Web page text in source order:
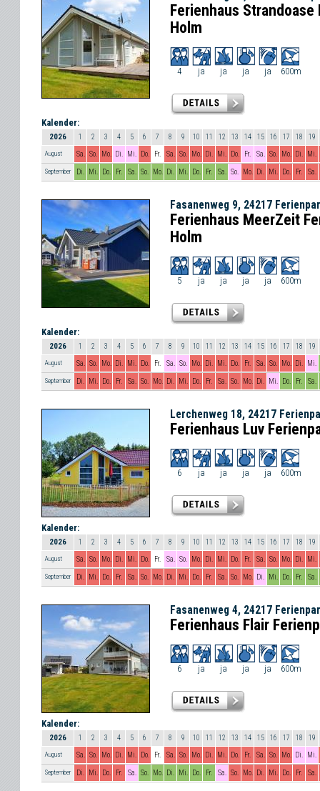
Ferienhaus Strandoase
Holm
4 ja ja ja ja 600m
Kalender:
2026 1 2 3 4 5 6 7 8 9 10 11 12 13 14 15 16 17 18 19
August Sa. So. Mo. Di. Mi. Do. Fr. Sa. So. Mo. Di. Mi. Do. Fr. Sa. So. Mo. Di. Mi.
September Di. Mi. Do. Fr. Sa. So. Mo. Di. Mi. Do. Fr. Sa. So. Mo. Di. Mi. Do. Fr. Sa.
Fasanenweg 9, 24217
Ferienhaus MeerZeit
Holm
5 ja ja ja ja 600m
Kalender:
2026 1 2 3 4 5 6 7 8 9 10 11 12 13 14 15 16 17 18 19
August Sa. So. Mo. Di. Mi. Do. Fr. Sa. So. Mo. Di. Mi. Do. Fr. Sa. So. Mo. Di. Mi.
September Di. Mi. Do. Fr. Sa. So. Mo. Di. Mi. Do. Fr. Sa. So. Mo. Di. Mi. Do. Fr. Sa.
Lerchenweg 18, 24217
Ferienhaus Luv
6 ja ja ja ja 600m
Kalender:
2026 1 2 3 4 5 6 7 8 9 10 11 12 13 14 15 16 17 18 19
August Sa. So. Mo. Di. Mi. Do. Fr. Sa. So. Mo. Di. Mi. Do. Fr. Sa. So. Mo. Di. Mi.
September Di. Mi. Do. Fr. Sa. So. Mo. Di. Mi. Do. Fr. Sa. So. Mo. Di. Mi. Do. Fr. Sa.
Fasanenweg 4, 24217
Ferienhaus Flair
6 ja ja ja ja 600m
Kalender:
2026 1 2 3 4 5 6 7 8 9 10 11 12 13 14 15 16 17 18 19
August Sa. So. Mo. Di. Mi. Do. Fr. Sa. So. Mo. Di. Mi. Do. Fr. Sa. So. Mo. Di. Mi.
September Di. Mi. Do. Fr. Sa. So. Mo. Di. Mi. Do. Fr. Sa. So. Mo. Di. Mi. Do. Fr. Sa.